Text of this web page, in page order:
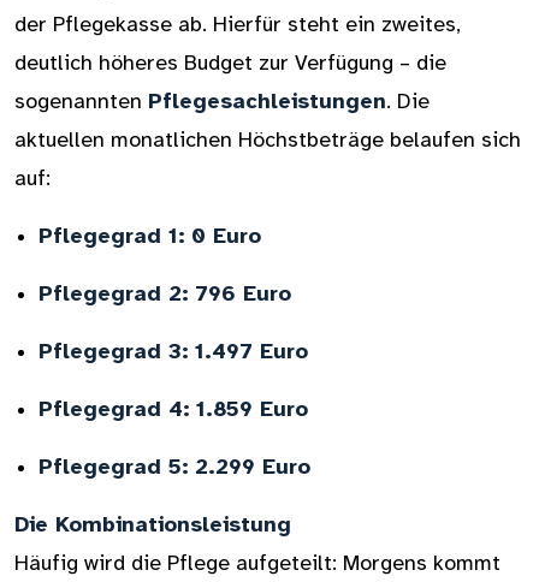
der Pflegekasse ab. Hierfür steht ein zweites,
deutlich höheres Budget zur Verfügung – die
sogenannten Pflegesachleistungen. Die
aktuellen monatlichen Höchstbeträge belaufen sich
auf:
Pflegegrad 1: 0 Euro
Pflegegrad 2: 796 Euro
Pflegegrad 3: 1.497 Euro
Pflegegrad 4: 1.859 Euro
Pflegegrad 5: 2.299 Euro
Die Kombinationsleistung
Häufig wird die Pflege aufgeteilt: Morgens kommt